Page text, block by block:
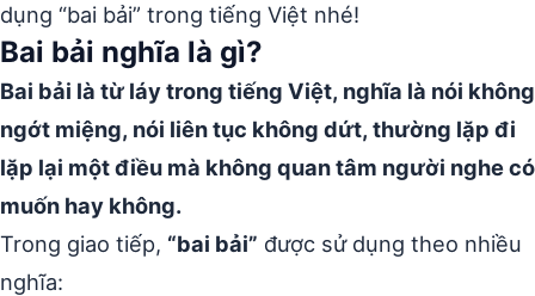
dụng “bai bải” trong tiếng Việt nhé!
Bai bải nghĩa là gì?
Bai bải là từ láy trong tiếng Việt, nghĩa là nói không
ngớt miệng, nói liên tục không dứt, thường lặp đi
lặp lại một điều mà không quan tâm người nghe có
muốn hay không.
Trong giao tiếp, “bai bải” được sử dụng theo nhiều
nghĩa: